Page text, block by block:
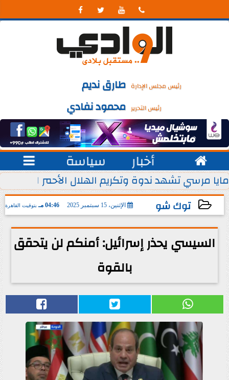
   
رئيس مجلس الإدارة طارق نديم
رئيس التحرير محمود نفادي
 أخبار سياسة 
يوليو من كل عام
مايا مرسي تشهد ندوة وتكريم الهلال الأحمر
توك شو الإثنين، 15 سبتمبر 2025 04:46 مـ بتوقيت القاهرة
2025-09-15 16:46:02
السيسي يحذر إسرائيل: أمنكم لن يتحقق
بالقوة